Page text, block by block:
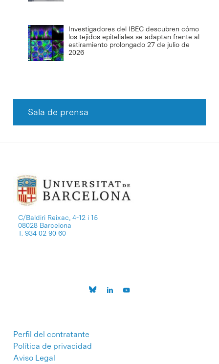
Investigadores del IBEC descubren cómo
los tejidos epiteliales se adaptan frente al
estiramiento prolongado 27 de julio de
2026
Sala de prensa
C/Baldiri Reixac, 4-12 i 15
08028 Barcelona
T. 934 02 90 60
Perfil del contratante
Política de privacidad
Aviso Legal